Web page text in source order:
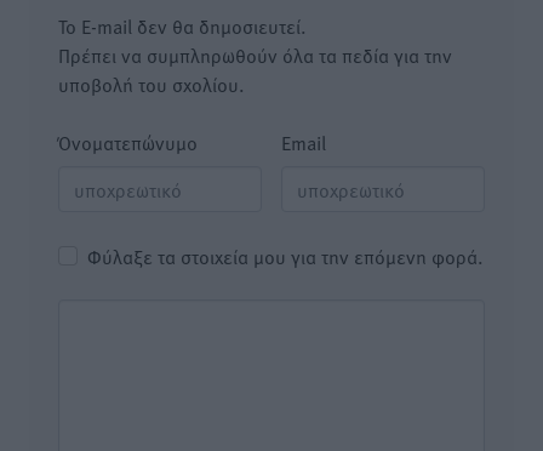
Το E-mail δεν θα δημοσιευτεί.
Πρέπει να συμπληρωθούν όλα τα πεδία για την
υποβολή του σχολίου.
Όνοματεπώνυμο Email
Φύλαξε τα στοιχεία μου για την επόμενη φορά.